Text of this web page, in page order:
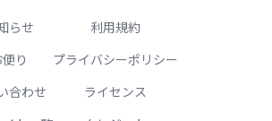
らせ
便り
合わせ
利用規約
プライバシーポリシー
ライセンス